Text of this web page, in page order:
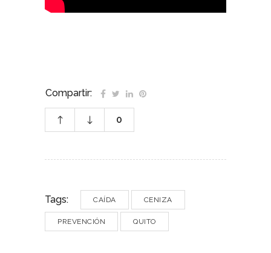
Compartir:
0
Tags: CAÍDA CENIZA
PREVENCIÓN QUITO